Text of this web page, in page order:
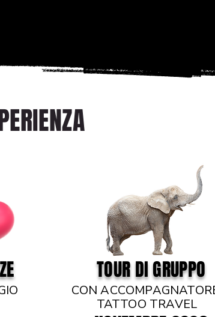
TOUR DI GRUPPO
CON
TATTOO TRAVEL